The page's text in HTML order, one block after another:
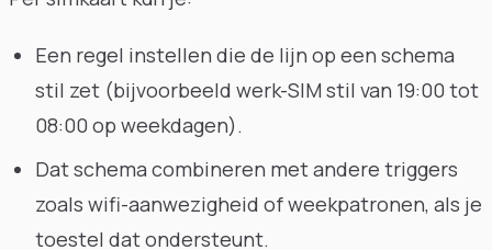
Een regel instellen die de lijn op een schema
stil zet (bijvoorbeeld werk-SIM stil van 19:00 tot
08:00 op weekdagen).
Dat schema combineren met andere triggers
zoals wifi-aanwezigheid of weekpatronen, als je
toestel dat ondersteunt.